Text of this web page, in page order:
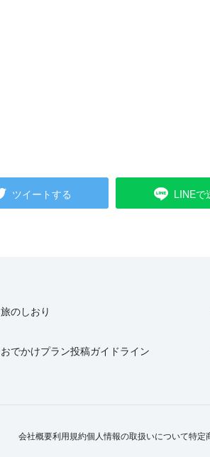
ツイートする LINEで
旅のしおり
おでかけプラン投稿ガイドライン
会社概要利用規約個人情報の取扱いについて特定